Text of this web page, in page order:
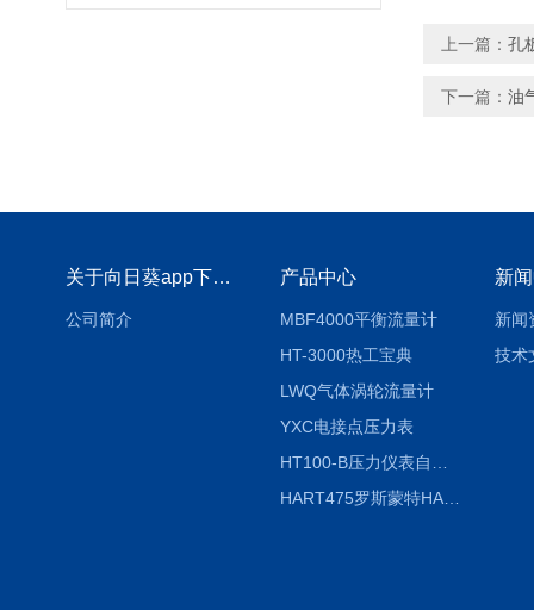
上一篇： 孔
下一篇： 油
关于向日葵app下载安装官方免费下载
公司简介
产品中心
MBF4000平衡流量计
HT-3000热工宝典
LWQ气体涡轮流量计
YXC电接点压力表
HART475罗斯蒙特HART475手操器
新
新闻
技术